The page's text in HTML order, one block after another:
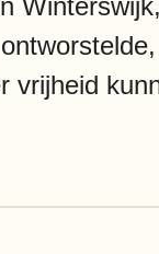
vrijheid